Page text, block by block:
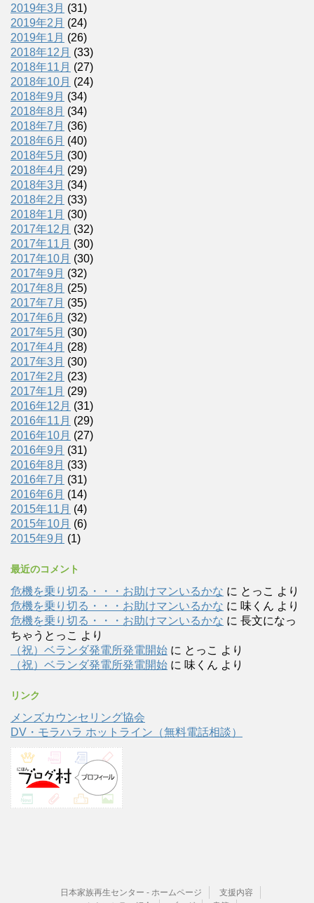
2019年3月 (31)
2019年2月 (24)
2019年1月 (26)
2018年12月 (33)
2018年11月 (27)
2018年10月 (24)
2018年9月 (34)
2018年8月 (34)
2018年7月 (36)
2018年6月 (40)
2018年5月 (30)
2018年4月 (29)
2018年3月 (34)
2018年2月 (33)
2018年1月 (30)
2017年12月 (32)
2017年11月 (30)
2017年10月 (30)
2017年9月 (32)
2017年8月 (25)
2017年7月 (35)
2017年6月 (32)
2017年5月 (30)
2017年4月 (28)
2017年3月 (30)
2017年2月 (23)
2017年1月 (29)
2016年12月 (31)
2016年11月 (29)
2016年10月 (27)
2016年9月 (31)
2016年8月 (33)
2016年7月 (31)
2016年6月 (14)
2015年11月 (4)
2015年10月 (6)
2015年9月 (1)
最近のコメント
危機を乗り切る・・・お助けマンいるかな に とっこ より
危機を乗り切る・・・お助けマンいるかな に 味くん より
危機を乗り切る・・・お助けマンいるかな に 長文になっ
ちゃうとっこ より
（祝）ベランダ発電所発電開始 に とっこ より
（祝）ベランダ発電所発電開始 に 味くん より
リンク
メンズカウンセリング協会
DV・モラハラ ホットライン（無料電話相談）
日本家族再生センター - ホームページ
支援内容